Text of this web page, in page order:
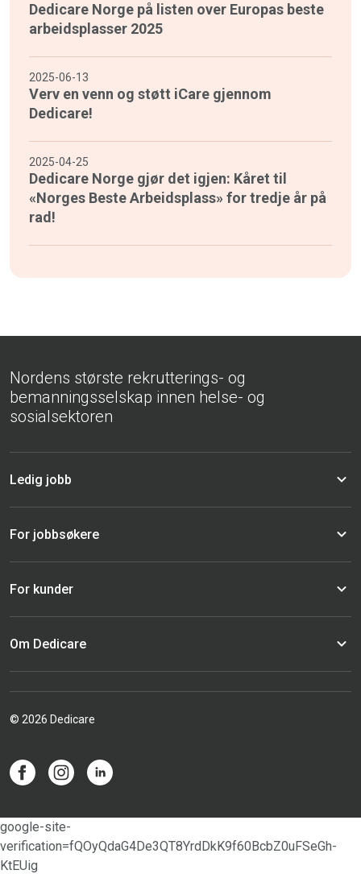
Dedicare Norge på listen over Europas beste
arbeidsplasser 2025
2025-06-13
Verv en venn og støtt iCare gjennom
Dedicare!
2025-04-25
Dedicare Norge gjør det igjen: Kåret til
«Norges Beste Arbeidsplass» for tredje år på
rad!
Nordens største rekrutterings- og
bemanningsselskap innen helse- og
sosialsektoren
Ledig jobb
For jobbsøkere
For kunder
Om Dedicare
© 2026 Dedicare
google-site-
verification=fQOyQdaG4De3QT8YrdDkK9f60BcbZ0uFSeGh-
KtEUig